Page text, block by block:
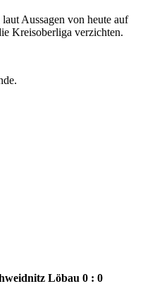
Aussagen von heute auf
Kreisoberliga verzichten.
Löbau 0 : 0